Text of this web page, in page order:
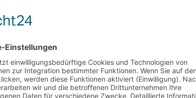
schreien oder gestillt werden müssen. Die ganze Aktion
– 12:00 Uhr mit Ihrem „Baby ins Museum“, solange es
für Kindergärten, Schulen und andere Gruppen. Hier